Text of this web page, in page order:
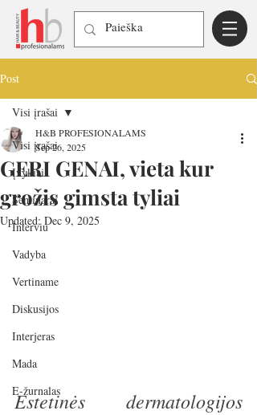
Post
Visi įrašai
Įvykiai
Seminarai
Interviu
Vadyba
Vertiname
Diskusijos
Interjeras
Mada
E-žurnalas
Visi įrašai
GERI GENAI, vieta kur
grožis gimsta tyliai
H&B PROFESIONALAMS
Sep 26, 2025
Updated:Dec 9, 2025
Estetinės dermatologijos